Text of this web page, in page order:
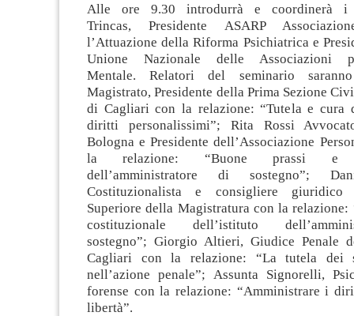
Alle ore 9.30 introdurrà e coordinerà i
Trincas, Presidente ASARP
l’Attuazione della Riforma Psichiatrica e
Unione Nazionale delle Associazioni
Mentale. Relatori del seminario
Magistrato, Presidente della Prima Sezione
di Cagliari con la relazione: “Tutela e cura
diritti personalissimi”; Rita Rossi
Bologna e Presidente dell’Associazione
la relazione: “Buone prassi e
dell’amministratore di sostegno”;
Costituzionalista e consigliere
Superiore della Magistratura con la relazione:
costituzionale dell’istituto
sostegno”; Giorgio Altieri, Giudice Penale
Cagliari con la relazione: “La tutela dei
nell’azione penale”; Assunta Signorelli,
forense con la relazione: “Amministrare i
libertà”.